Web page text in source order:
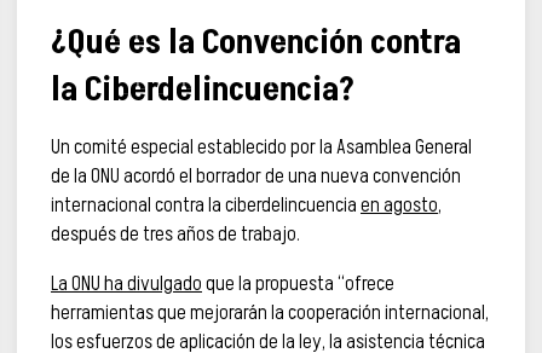
¿Qué es la Convención contra
la Ciberdelincuencia?
Un comité especial establecido por la Asamblea General
de la ONU acordó el borrador de una nueva convención
internacional contra la ciberdelincuenciaen agosto,
después de tres años de trabajo.
La ONU ha divulgadoque la propuesta “ofrece
herramientas que mejorarán la cooperación internacional,
los esfuerzos de aplicación de la ley, la asistencia técnica